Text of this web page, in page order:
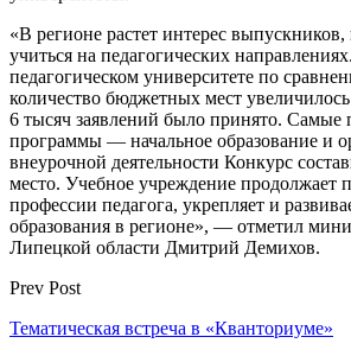
«В регионе растет интерес выпускников,
учиться на педагогических
педагогическом университете по
количество бюджетных мест
6 тысяч заявлений было принято. Самые
программы — начальное образование и
внеурочной деятельности Конкурс
место. Учебное учреждение продолжает
профессии педагога, укрепляет и
образования в регионе», — отметил
Липецкой области Дмитрий Демихов.
Prev Post
Тематическая встреча в «Кванториуме»